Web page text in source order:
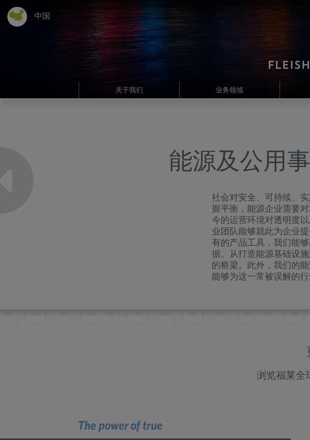
中国
关于我们 业务领域
能源及公用
社会对安全、可持续、
握平衡，能源企业需要
今的运营环境对透明度
业团队能够就此为企业
有的产品工具，我们能
据。从打造能源基础设
的桥梁。此外，我们的
能够为这一常被误解的行
浏览福莱全